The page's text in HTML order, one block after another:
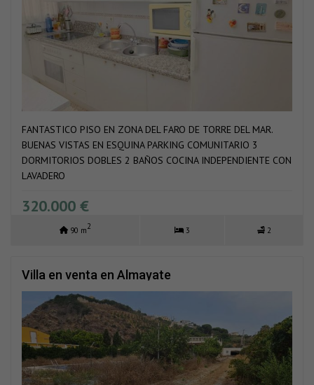
FANTASTICO PISO EN ZONA DEL FARO DE TORRE DEL MAR.
BUENAS VISTAS EN ESQUINA PARKING COMUNITARIO 3
DORMITORIOS DOBLES 2 BAÑOS COCINA INDEPENDIENTE CON
LAVADERO
320.000 €
90 m2 3 2
Villa en venta en Almayate